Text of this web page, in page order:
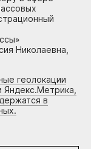
Николаевна,
геолокации
Яндекс.Метрика,
в